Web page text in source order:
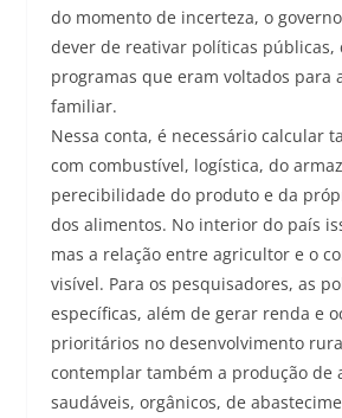
do momento de incerteza, o
dever de reativar políticas públicas,
programas que eram voltados para
familiar.
Nessa conta, é necessário calcular
com combustível, logística, do
perecibilidade do produto e da
dos alimentos. No interior do país
mas a relação entre agricultor e o
visível. Para os pesquisadores, as
específicas, além de gerar renda e
prioritários no desenvolvimento
contemplar também a produção de
saudáveis, orgânicos, de